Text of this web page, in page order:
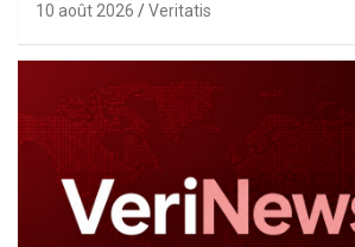
10 août 2026 Veritatis